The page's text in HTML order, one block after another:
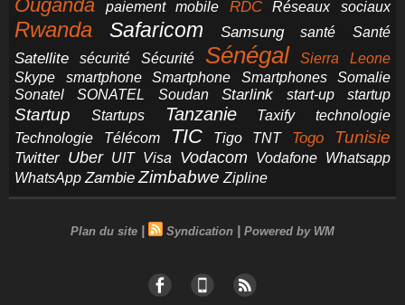
Ouganda paiement mobile RDC Réseaux sociaux
Rwanda Safaricom Samsung santé Santé
Satellite sécurité Sécurité Sénégal
Sierra Leone
Skype
smartphone Smartphone Smartphones
Somalie
Sonatel
SONATEL Soudan Starlink start-up startup
Startup Startups Tanzanie Taxify
technologie
Technologie
Télécom TIC Tigo TNT Togo Tunisie
Twitter Uber UIT Visa Vodacom Vodafone Whatsapp
WhatsApp Zambie Zimbabwe Zipline
Plan du site | Syndication | Powered by WM